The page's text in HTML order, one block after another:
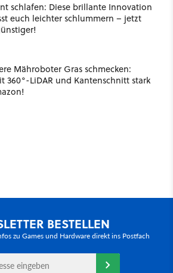
schlafen: Diese brillante Innovation
euch leichter schlummern – jetzt
Mähroboter Gras schmecken:
360°-LiDAR und Kantenschnitt stark
BESTELLEN
zu Games und Hardware direkt ins Postfach